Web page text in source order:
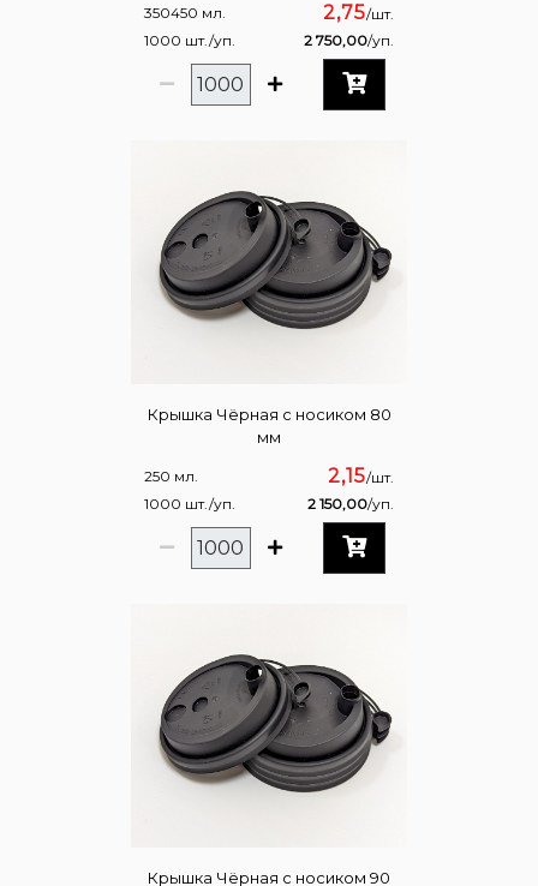
350450 мл. 2,75/шт.
1000 шт./уп.
2 750,00/уп.
Крышка Чёрная с носиком 80
мм
250 мл. 2,15/шт.
1000 шт./уп.
2 150,00/уп.
Крышка Чёрная с носиком 90